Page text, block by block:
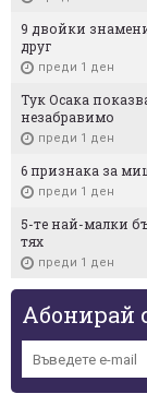
9 двойки
друг
преди 1 ден
Тук Осака
незабравимо
преди 1 ден
6 признака за
преди 1 ден
5-те най-малки
тях
преди 1 ден
Абонирай